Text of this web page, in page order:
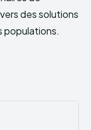
des solutions
populations.